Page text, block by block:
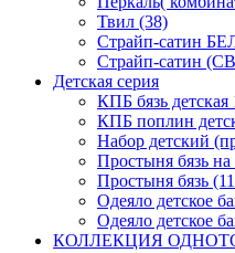
Твил (38)
Страйп-сатин
Страйп-сатин
Детская серия
КПБ бязь детская
КПБ поплин
Набор детский
Простыня бязь
Простыня бязь
Одеяло детское
Одеяло детское
КОЛЛЕКЦИЯ